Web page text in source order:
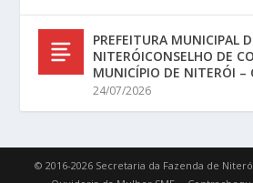
PREFEITURA MUNICIPAL
NITERÓICONSELHO DE
MUNICÍPIO DE NITERÓI –
24/07/2026
© 2016-2026 Secretaria da Fazenda de